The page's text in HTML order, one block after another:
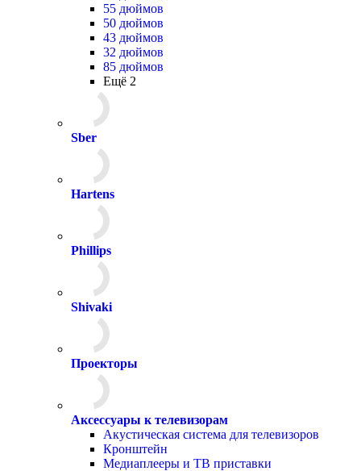
55 дюймов
50 дюймов
43 дюймов
32 дюймов
85 дюймов
Ещё 2
Sber
Hartens
Phillips
Shivaki
Проекторы
Аксессуары к телевизорам
Акустическая система для телевизоров
Кронштейн
Медиаплееры и ТВ приставки